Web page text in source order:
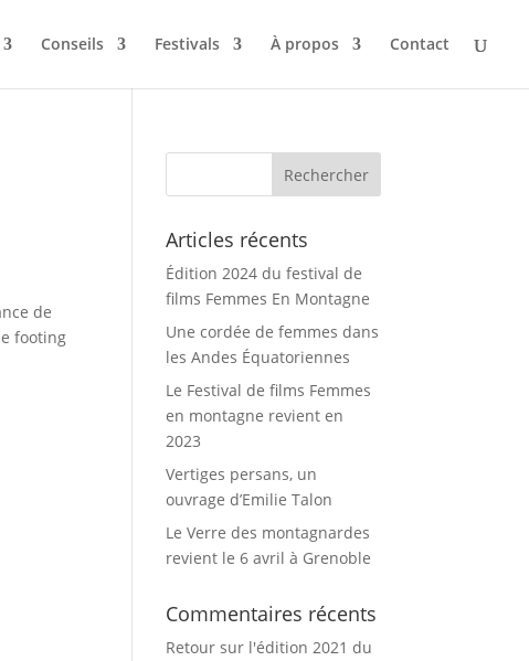
Conseils Festivals À propos Contact
de
footing
Articles récents
Édition 2024 du festival de
films Femmes En Montagne
Une cordée de femmes dans
les Andes Équatoriennes
Le Festival de films Femmes
en montagne revient en
2023
Vertiges persans, un
ouvrage d’Emilie Talon
Le Verre des montagnardes
revient le 6 avril à Grenoble
Commentaires récents
Retour sur l'édition 2021 du